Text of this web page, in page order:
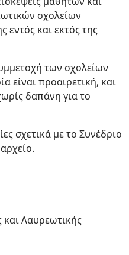
σχολείων
εντός και εκτός της
των σχολείων
είναι προαιρετική, και
δαπάνη για το
σχετικά με το Συνέδριο
Λαυρεωτικής